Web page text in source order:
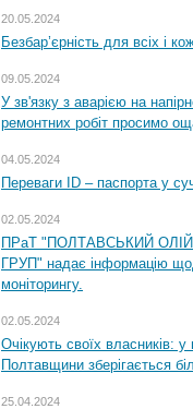
20.05.2024
Безбар’єрність для всіх і
09.05.2024
У зв'язку з аварією на
ремонтних робіт просимо
04.05.2024
Переваги ID – паспорта у
02.05.2024
ПРаТ "ПОЛТАВСЬКИЙ
ГРУП" надає інформацію
моніторингу.
02.05.2024
Очікують своїх власників: у
Полтавщини зберігається
25.04.2024